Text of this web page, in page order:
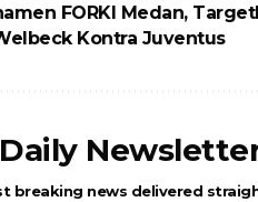
FORKI Medan,
Kontra Juventus
breaking news delivered